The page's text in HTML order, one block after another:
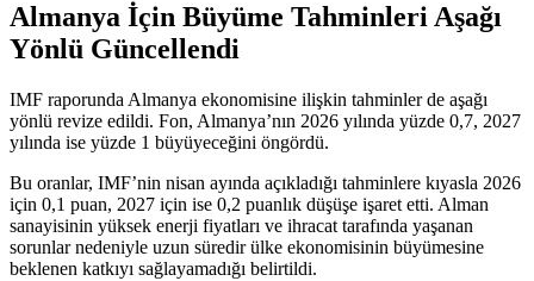
Almanya İçin Büyüme Tahminleri Aşağı
Yönlü Güncellendi
IMF raporunda Almanya ekonomisine ilişkin tahminler de aşağı
yönlü revize edildi. Fon, Almanya’nın 2026 yılında yüzde 0,7, 2027
yılında ise yüzde 1 büyüyeceğini öngördü.
Bu oranlar, IMF’nin nisan ayında açıkladığı tahminlere kıyasla 2026
için 0,1 puan, 2027 için ise 0,2 puanlık düşüşe işaret etti. Alman
sanayisinin yüksek enerji fiyatları ve ihracat tarafında yaşanan
sorunlar nedeniyle uzun süredir ülke ekonomisinin büyümesine
beklenen katkıyı sağlayamadığı belirtildi.